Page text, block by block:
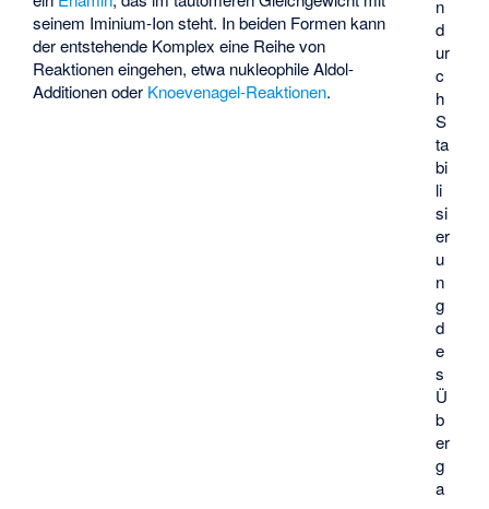
n
d
ur
c
h
S
ta
bi
li
si
er
u
n
g
d
e
s
Ü
b
er
g
a
seinem Iminium-Ion steht. In beiden Formen kann
der entstehende Komplex eine Reihe von
Reaktionen eingehen, etwa nukleophileAldol-
Additionenoder Knoevenagel-Reaktionen.